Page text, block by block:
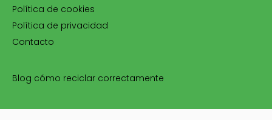
Política de cookies
Política de privacidad
Contacto
Blog cómo reciclar correctamente